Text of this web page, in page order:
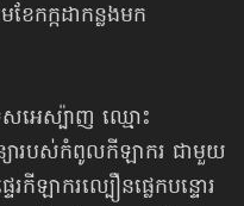
ែកក្កដាកន្លងមក
អេស្ប៉ាញ ឈ្មោះ​
យារបស់កំពូលកីឡាករ ជាមួយ
កីឡាករល្បឿនផ្លេកបន្ទោរ